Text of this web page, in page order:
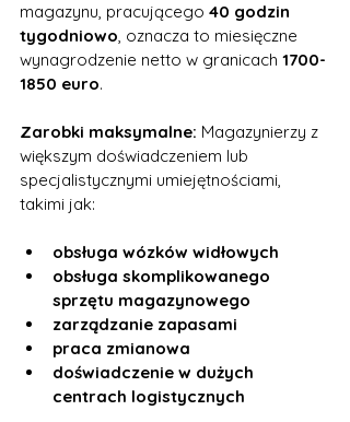
magazynu, pracującego 40 godzin
tygodniowo, oznacza to miesięczne
wynagrodzenie netto w granicach 1700-
1850 euro.
Zarobki maksymalne: Magazynierzy z
większym doświadczeniem lub
specjalistycznymi umiejętnościami,
takimi jak:
obsługa wózków widłowych
obsługa skomplikowanego
sprzętu magazynowego
zarządzanie zapasami
praca zmianowa
doświadczenie w dużych
centrach logistycznych